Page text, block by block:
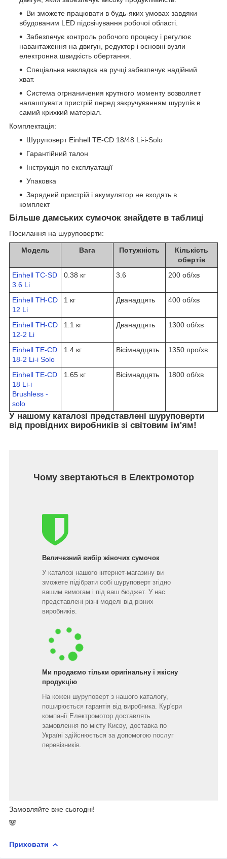
Ви зможете працювати в будь-яких умовах завдяки
вбудованим LED підсвічування робочої області.
Забезпечує контроль робочого процесу і регулює
навантаження на двигун, редуктор і основні вузли
електронна швидкість обертання.
Спеціальна накладка на ручці забезпечує надійний
хват.
Система огрнаничения крутного моменту возволяет
налаштувати пристрій перед закручуванням шурупів в
самий крихкий матеріал.
Комплектація:
Шуруповерт Einhell TE-CD 18/48 Li-i-Solo
Гарантійний талон
Інструкція по експлуатації
Упаковка
Зарядний пристрій і акумулятор не входять в
комплект
Більше дамських сумочок знайдете в таблиці
Посилання на шуруповерти:
Модель Вага Потужність
Кількість
обертів
Einhell TC-SD
3.6 Li
0.38 кг 3.6 200 об/хв
Einhell TH-CD
12 Li
1 кг Дванадцять 400 об/хв
Einhell TH-CD
12-2 Li
1.1 кг Дванадцять 1300 об/хв
Einhell TE-CD
18-2 Li-i Solo
1.4 кг Вісімнадцять 1350 про/хв
Einhell TE-CD
18 Li-i
Brushless -
solo
1.65 кг Вісімнадцять 1800 об/хв
У нашому каталозі представлені шуруповерти
від провідних виробників зі світовим ім'ям!
Чому звертаються в Електромотор
Величезний вибір жіночих сумочок
У каталозі нашого інтернет-магазину ви
зможете підібрати собі шуруповерт згідно
вашим вимогам і під ваш бюджет. У нас
представлені різні моделі від різних
виробників.
Ми продаємо тільки оригінальну і якісну
продукцію
На кожен шуруповерт з нашого каталогу,
поширюється гарантія від виробника. Кур'єри
компанії Електромотор доставлять
замовлення по місту Києву, доставка по
Україні здійснюється за допомогою послуг
перевізників.
Замовляйте вже сьогодні!
🐼
Приховати